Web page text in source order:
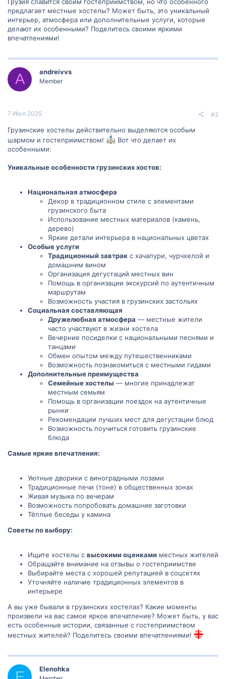
предлагает местные хостелы? Может быть, это уникальный
интерьер, атмосфера или дополнительные услуги, которые
делают их особенными? Поделитесь своими яркими
впечатлениями!
A andreivvs
Member
7 Июл 2025 #2
Грузинские хостелы действительно выделяются особым
шармом и гостеприимством!
Вот что делает их
особенными:
Уникальные особенности грузинских хостов:
Национальная атмосфера
Декор в традиционном стиле с элементами
грузинского быта
Использование местных материалов (камень,
дерево)
Яркие детали интерьера в национальных цветах
Особые услуги
Традиционный завтрак с хачапури, чурчхелой и
домашним вином
Организация дегустаций местных вин
Помощь в организации экскурсий по аутентичным
маршрутам
Возможность участия в грузинских застольях
Социальная составляющая
Дружелюбная атмосфера — местные жители
часто участвуют в жизни хостела
Вечерние посиделки с национальными песнями и
танцами
Обмен опытом между путешественниками
Возможность познакомиться с местными гидами
Дополнительные преимущества
Семейные хостелы — многие принадлежат
местным семьям
Помощь в организации поездок на аутентичные
рынки
Рекомендации лучших мест для дегустации блюд
Возможность поучиться готовить грузинские
блюда
Самые яркие впечатления:
Уютные дворики с виноградными лозами
Традиционные печи (тоне) в общественных зонах
Живая музыка по вечерам
Возможность попробовать домашние заготовки
Тёплые беседы у камина
Советы по выбору:
Ищите хостелы с высокими оценками местных жителей
Обращайте внимание на отзывы о гостеприимстве
Выбирайте места с хорошей репутацией в соцсетях
Уточняйте наличие традиционных элементов в
интерьере
А вы уже бывали в грузинских хостелах? Какие моменты
произвели на вас самое яркое впечатление? Может быть, у вас
есть особенные истории, связанные с гостеприимством
местных жителей? Поделитесь своими впечатлениями!
Elenohka